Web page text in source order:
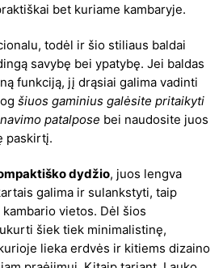
bet kuriame kambaryje.
todėl ir šio stiliaus baldai
savybę bei ypatybę. Jei baldas
funkciją, jį drąsiai galima vadinti
šiuos gaminius galėsite pritaikyti
patalpose bei naudosite juos
paskirtį.
dydžio, juos lengva
galima ir sulankstyti, taip
vietos. Dėl šios
šiek tiek minimalistinę,
lieka erdvės ir kitiems dizaino